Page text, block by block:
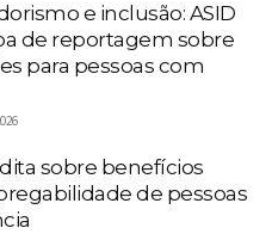
e inclusão: ASID
de reportagem sobre
para pessoas com
sobre benefícios
de pessoas